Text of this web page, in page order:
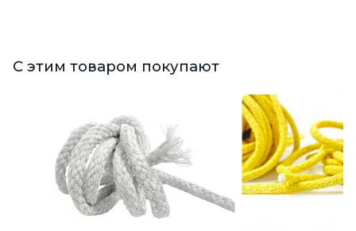
С этим товаром покупают